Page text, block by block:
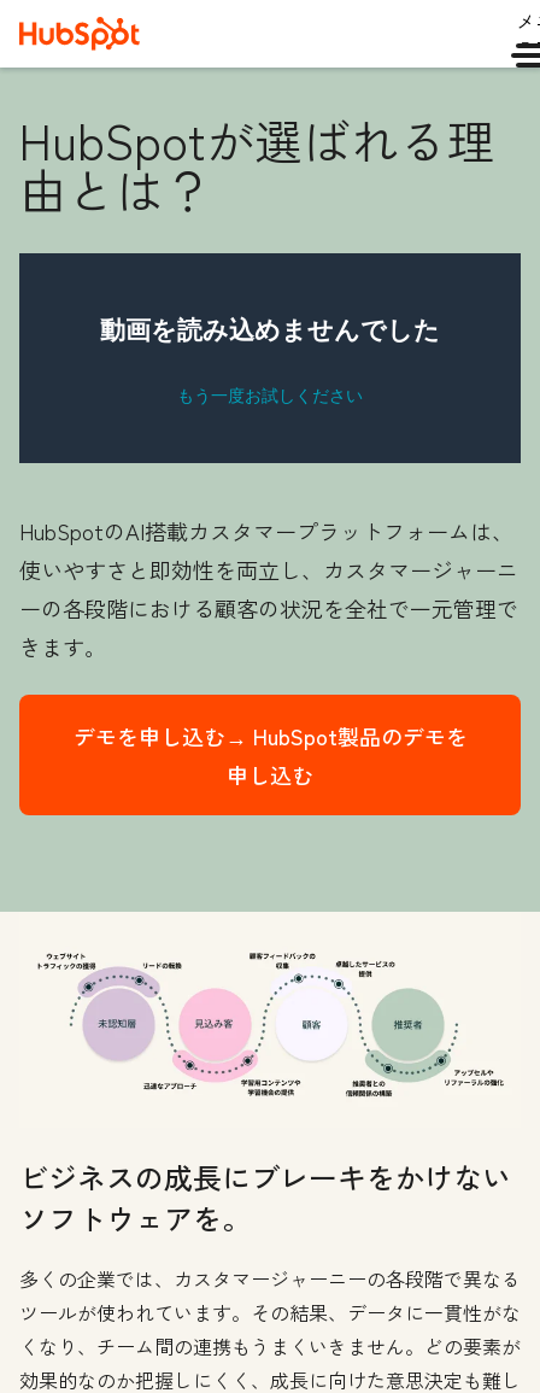
HubSpotが選ばれる理
由とは？
HubSpotのAI搭載カスタマープラットフォームは、
使いやすさと即効性を両立し、カスタマージャーニ
ーの各段階における顧客の状況を全社で一元管理で
きます。
デモを申し込む→ HubSpot製品のデモを
申し込む
ビジネスの成長にブレーキをかけない
ソフトウェアを。
多くの企業では、カスタマージャーニーの各段階で異なる
ツールが使われています。その結果、データに一貫性がな
くなり、チーム間の連携もうまくいきません。どの要素が
効果的なのか把握しにくく、成長に向けた意思決定も難し